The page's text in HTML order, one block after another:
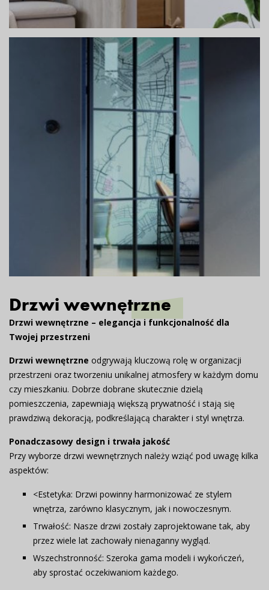
Drzwi wewnętrzne
Drzwi wewnętrzne – elegancja i funkcjonalność dla
Twojej przestrzeni
Drzwi wewnętrzne odgrywają kluczową rolę w organizacji
przestrzeni oraz tworzeniu unikalnej atmosfery w każdym domu
czy mieszkaniu. Dobrze dobrane skutecznie dzielą
pomieszczenia, zapewniają większą prywatność i stają się
prawdziwą dekoracją, podkreślającą charakter i styl wnętrza.
Ponadczasowy design i trwała jakość
Przy wyborze drzwi wewnętrznych należy wziąć pod uwagę kilka
aspektów:
<Estetyka: Drzwi powinny harmonizować ze stylem
wnętrza, zarówno klasycznym, jak i nowoczesnym.
Trwałość: Nasze drzwi zostały zaprojektowane tak, aby
przez wiele lat zachowały nienaganny wygląd.
Wszechstronność: Szeroka gama modeli i wykończeń,
aby sprostać oczekiwaniom każdego.